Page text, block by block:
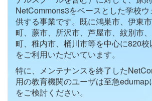
NetCommons3をベースとした学校
供する事業です。既に鴻巣市、伊東
町、蕨市、所沢市、芦屋市、紋別市
町、稚内市、桶川市等を中心に820
をご利用いただいています。
特に、メンテナンスを終了した
用の教育機関のユーザは至急edumap
をご検討ください。